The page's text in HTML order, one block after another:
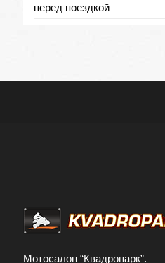
перед поездкой
Мотосалон “Квадропарк”.